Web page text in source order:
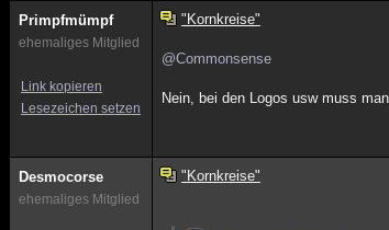
Primpfmümpf
ehemaliges Mitglied
Link kopieren
Lesezeichen setzen
"Kornkreise"
@Commonsense
Nein, bei den Logos usw muss
Desmocorse
ehemaliges Mitglied
"Kornkreise"